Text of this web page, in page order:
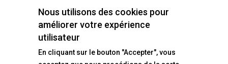
Nos réseaux sociaux
Facebook
Samedi : 07:00 - 12:30
Dimanche : Fermé
La location est possible en dehors de ces heures. La
récupération du véhicule ou de la machine se fait
Nous utilisons des cookies pour
améliorer votre expérience
utilisateur
En cliquant sur le bouton "Accepter", vous